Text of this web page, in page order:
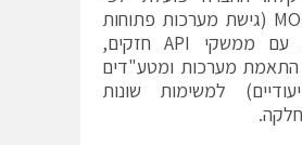
עקרונות MOSA (גישת מערכות פתוחות
מודולריות), עם ממשקי API חזקים,
מערכות ומטע"דים
למשימות שונות
חלקה.